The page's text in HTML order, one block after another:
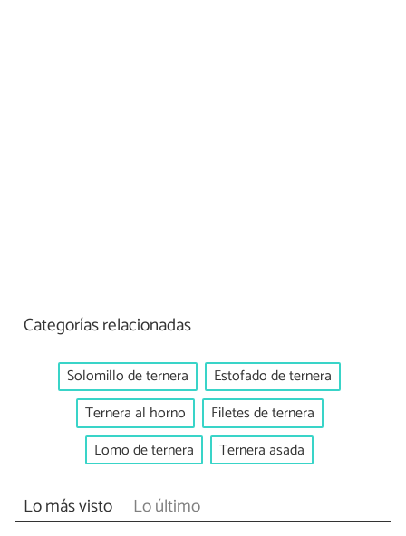
Categorías relacionadas
Solomillo de ternera
Estofado de ternera
Ternera al horno
Filetes de ternera
Lomo de ternera
Ternera asada
Lo más visto Lo último